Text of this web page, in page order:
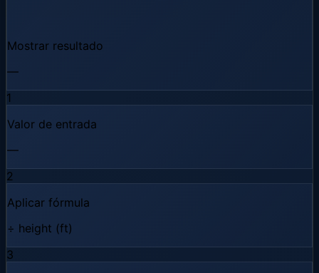
Mostrar resultado
—
1
Valor de entrada
—
2
Aplicar fórmula
÷ height (ft)
3